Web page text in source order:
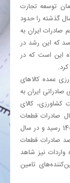
توسعه تجارت
گداری حجم صادرات ایران به روسیه در 3 سال گذشته را حدود
در 3 سال اخیر حجم صادرات ایران به
می‌رسد که این رشد در
این است که در
عمده کالاهای
صادراتی ایران به
کشاورزی، کالای
صادرات قطعات
خودرو از 13 میلیون دلار به 67 میلیون دلار در سال 1402 رسید و در سال
این روند صعودی حفظ و بیش از 100 درصد صادرات قطعات
نیز شاهد
تامین